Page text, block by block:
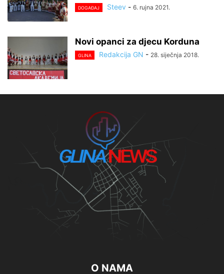
DOGAĐAJ Steev - 6. rujna 2021.
Novi opanci za djecu Korduna
GLINA Redakcija GN - 28. siječnja 2018.
O NAMA